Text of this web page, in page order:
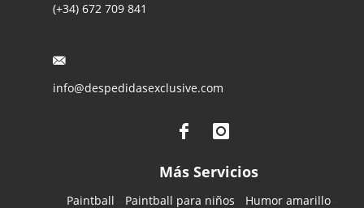
(+34) 672 709 841
info@despedidasexclusive.com
Más Servicios
Paintball Paintball para niños Humor amarillo